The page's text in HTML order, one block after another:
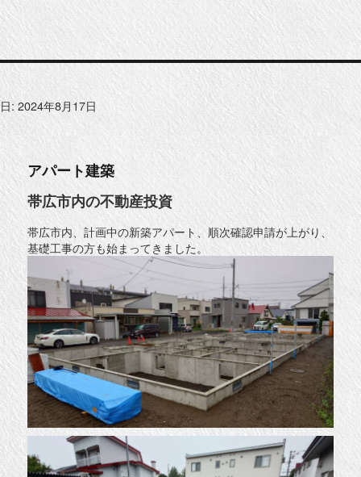
日: 2024年8月17日
アパート建築
帯広市内の不動産投資
帯広市内、計画中の新築アパート、順次確認申請が上がり、
基礎工事の方も始まってきました。